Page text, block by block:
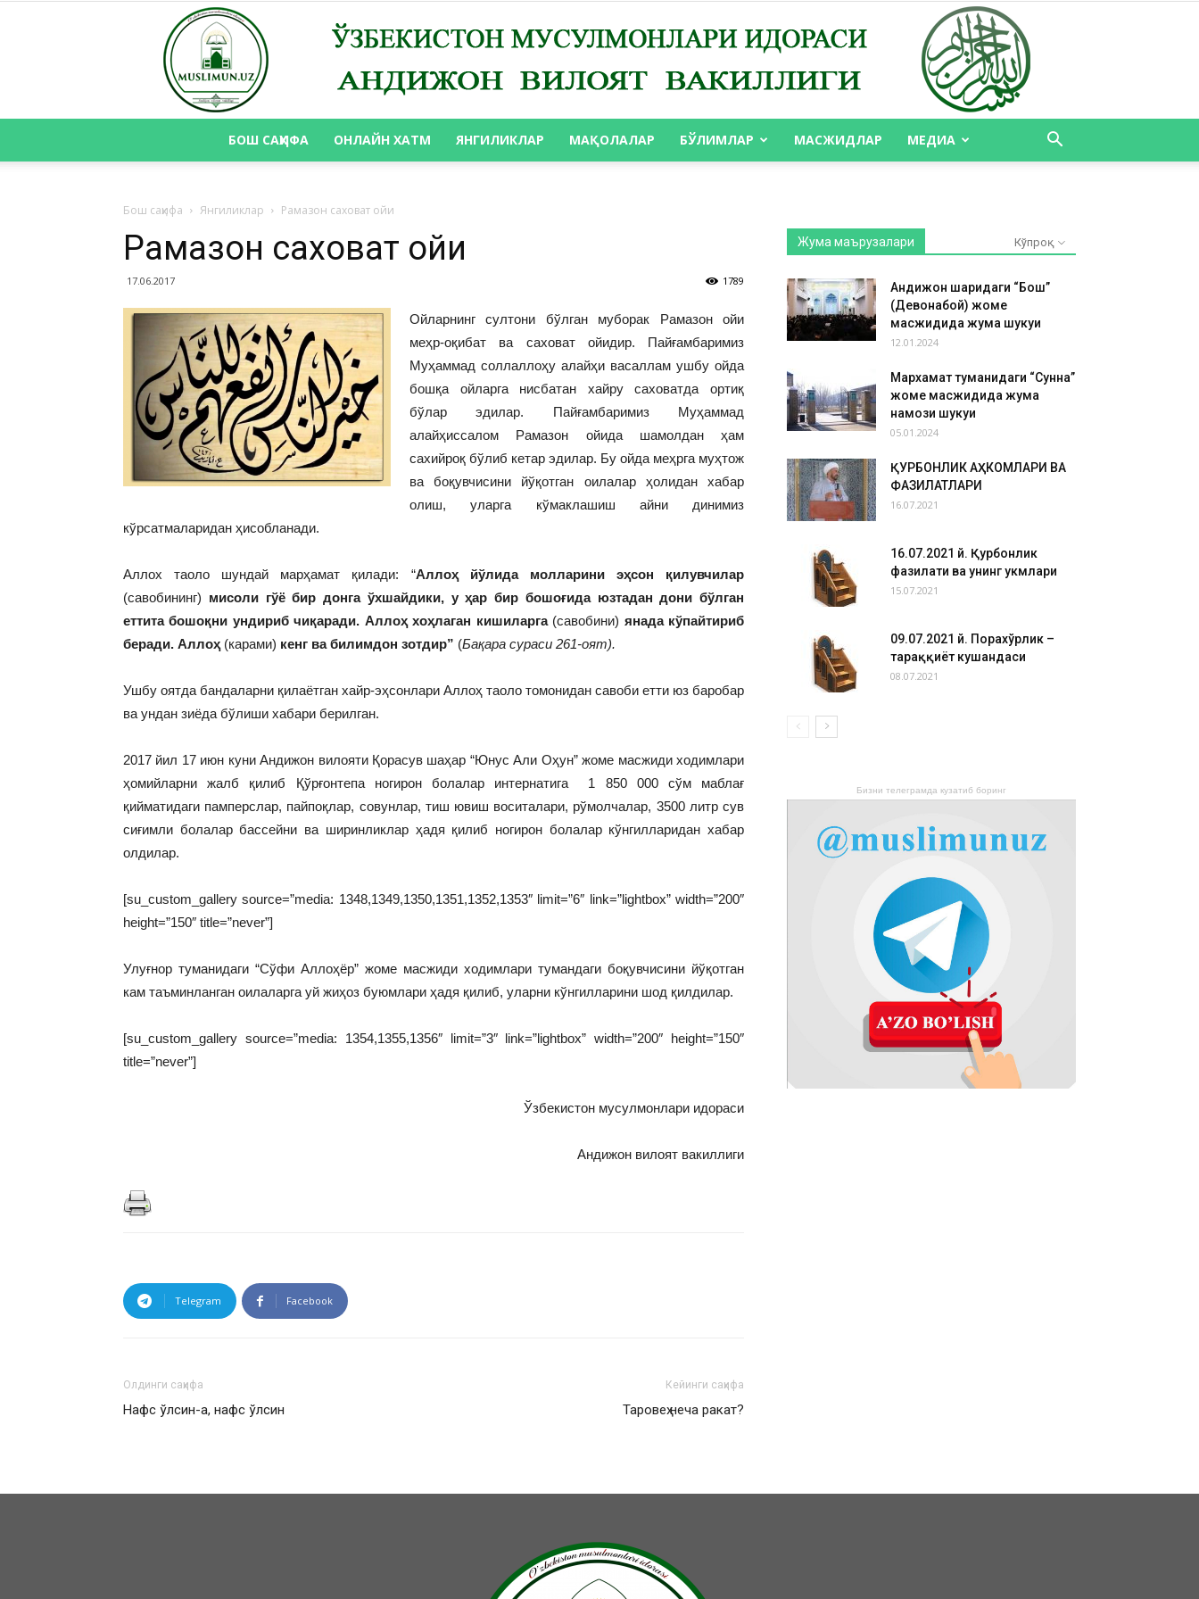
ВАКИЛЛИГИ
БОШ САҲИФА ОНЛАЙН ХАТМ ЯНГИЛИКЛАР МАҚОЛАЛАР БЎЛИМЛАР МАСЖИДЛАР МЕДИА
Бош саҳифа Янгиликлар Рамазон саховат ойи
Рамазон саховат ойи
17.06.2017 1789
Ойларнинг султони бўлган муборак Рамазон ойи
меҳр-оқибат ва саховат ойидир. Пайғамбаримиз
Муҳаммад соллаллоҳу алайҳи васаллам ушбу ойда
бошқа ойларга нисбатан хайру саховатда ортиқ
бўлар эдилар. Пайғамбаримиз Муҳаммад
алайҳиссалом Рамазон ойида шамолдан ҳам
сахийроқ бўлиб кетар эдилар. Бу ойда меҳрга муҳтож
ва боқувчисини йўқотган оилалар ҳолидан хабар
олиш, уларга кўмаклашиш айни динимиз
кўрсатмаларидан ҳисобланади.
Аллох таоло шундай марҳамат қилади: “Аллоҳ йўлида молларини эҳсон қилувчилар
(савобининг) мисоли гўё бир донга ўхшайдики, у ҳар бир бошоғида юзтадан дони бўлган
еттита бошоқни ундириб чиқаради. Аллоҳ хоҳлаган кишиларга (савобини) янада кўпайтириб
беради. Аллоҳ (карами) кенг ва билимдон зотдир” (Бақара сураси 261-оят).
Ушбу оятда бандаларни қилаётган хайр-эҳсонлари Аллоҳ таоло томонидан савоби етти юз баробар
ва ундан зиёда бўлиши хабари берилган.
2017 йил 17 июн куни Андижон вилояти Қорасув шаҳар “Юнус Али Оҳун” жоме масжиди ходимлари
ҳомийларни жалб қилиб Қўрғонтепа ногирон болалар интернатига 1 850 000 сўм маблағ
қийматидаги памперслар, пайпоқлар, совунлар, тиш ювиш воситалари, рўмолчалар, 3500 литр сув
сиғимли болалар бассейни ва ширинликлар ҳадя қилиб ногирон болалар кўнгилларидан хабар
олдилар.
[su_custom_gallery source=”media: 1348,1349,1350,1351,1352,1353″ limit=”6″ link=”lightbox” width=”200″
height=”150″ title=”never”]
Улуғнор туманидаги “Сўфи Аллоҳёр” жоме масжиди ходимлари тумандаги боқувчисини йўқотган
кам таъминланган оилаларга уй жиҳоз буюмлари ҳадя қилиб, уларни кўнгилларини шод қилдилар.
[su_custom_gallery source=”media: 1354,1355,1356″ limit=”3″ link=”lightbox” width=”200″ height=”150″
title=”never”]
Ўзбекистон мусулмонлари идораси
Андижон вилоят вакиллиги
Telegram Facebook
Олдинги саҳифа
Нафс ўлсин-а, нафс ўлсин
Кейинги саҳифа
Таровеҳ неча ракат?
Жума маърузалари Кўпроқ
Андижон шаҳридаги “Бош”
(Девонабой) жоме
масжидида жума шукуҳи
12.01.2024
Мархамат туманидаги “Сунна”
жоме масжидида жума
намози шукуҳи
05.01.2024
ҚУРБОНЛИК АҲКОМЛАРИ ВА
ФАЗИЛАТЛАРИ
16.07.2021
16.07.2021 й. Қурбонлик
фазилати ва унинг ҳукмлари
15.07.2021
09.07.2021 й. Порахўрлик –
тараққиёт кушандаси
08.07.2021
Бизни телеграмда кузатиб боринг